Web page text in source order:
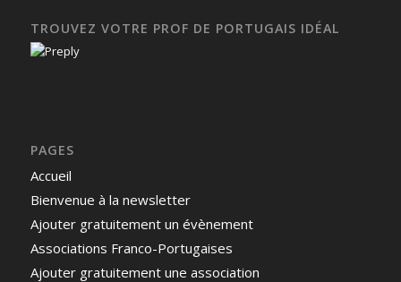
TROUVEZ VOTRE PROF DE PORTUGAIS IDÉAL
PAGES
Accueil
Bienvenue à la newsletter
Ajouter gratuitement un évènement
Associations Franco-Portugaises
Ajouter gratuitement une association